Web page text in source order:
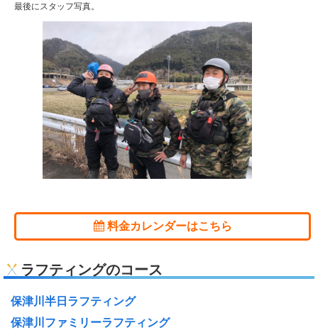
最後にスタッフ写真。
料金カレンダーはこちら
ラフティングのコース
保津川半日ラフティング
保津川ファミリーラフティング